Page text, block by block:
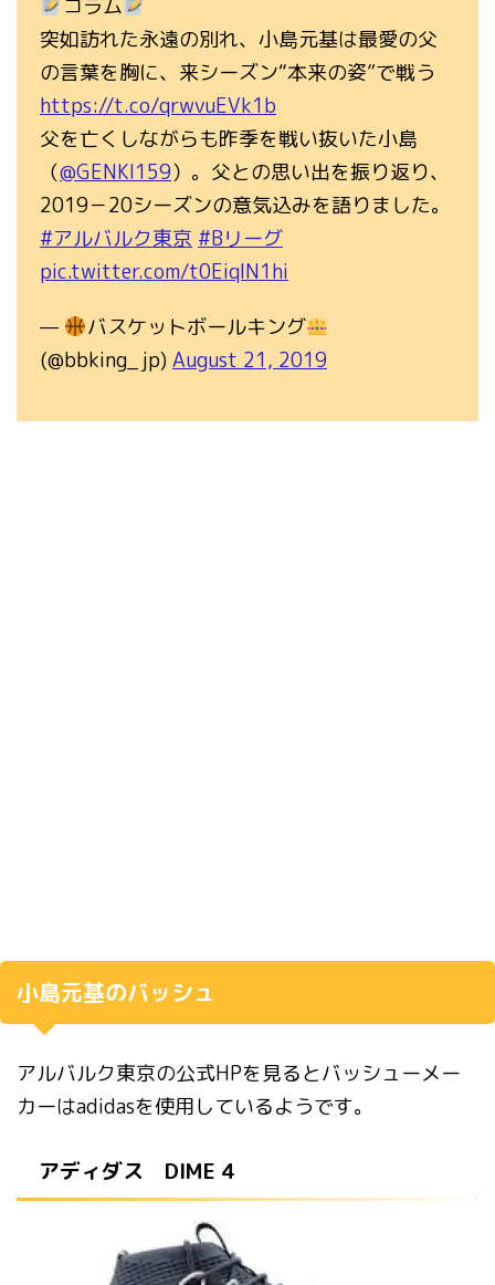
コラム
突如訪れた永遠の別れ、小島元基は最愛の父
の言葉を胸に、来シーズン“本来の姿”で戦う
https://t.co/qrwvuEVk1b
父を亡くしながらも昨季を戦い抜いた小島
（@GENKI159）。父との思い出を振り返り、
2019－20シーズンの意気込みを語りました。
#アルバルク東京 #Bリーグ
pic.twitter.com/t0EiqIN1hi
—
バスケットボールキング
(@bbking_jp) August 21, 2019
小島元基のバッシュ
アルバルク東京の公式HPを見るとバッシューメー
カーはadidasを使用しているようです。
アディダス DIME 4